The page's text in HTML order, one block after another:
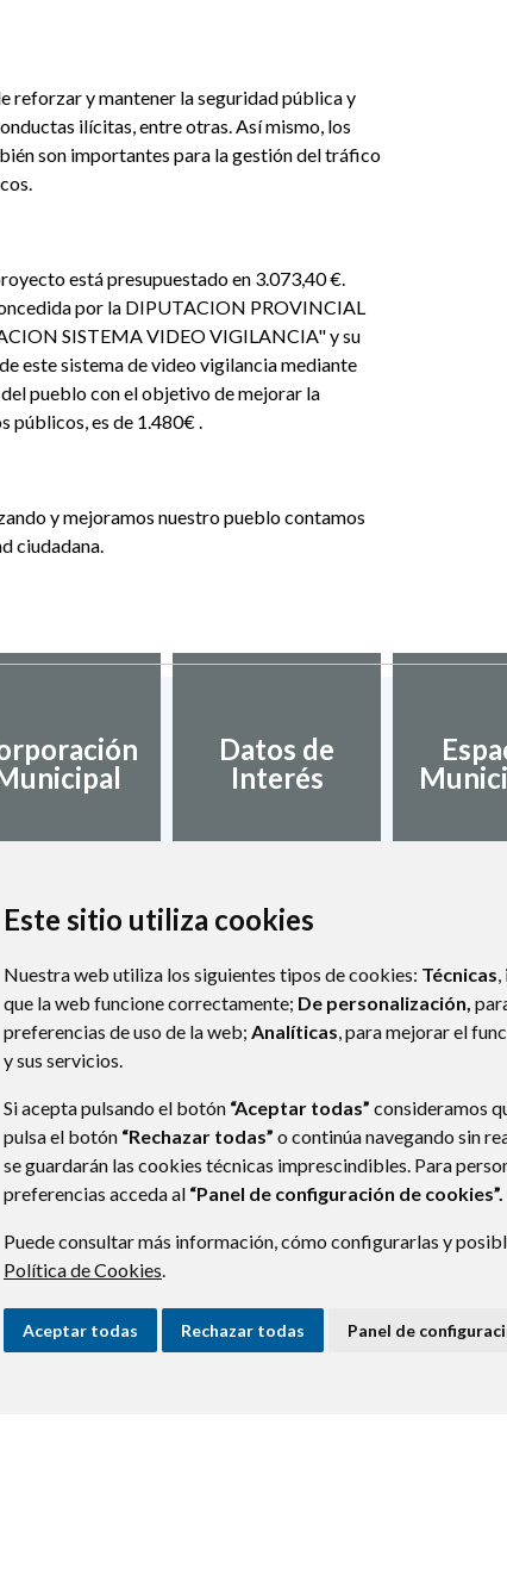
Este sitio utiliza cookies
Nuestra web utiliza los siguientes tipos de cookies: Técnicas
que la web funcione correctamente; De personalización,
preferencias de uso de la web; Analíticas, para mejorar el
y sus servicios.
Si acepta pulsando el botón “Aceptar todas” consideramos
pulsa el botón “Rechazar todas” o continúa navegando sin
se guardarán las cookies técnicas imprescindibles. Para
preferencias acceda al “Panel de configuración de cookies”.
Puede consultar más información, cómo configurarlas y
Política de Cookies.
Aceptar todas Rechazar todas Panel de
reforzar y mantener la seguridad pública y
ilícitas, entre otras. Así mismo, los
son importantes para la gestión del tráfico
está presupuestado en 3.073,40 €.
por la DIPUTACION PROVINCIAL
SISTEMA VIDEO VIGILANCIA" y su
este sistema de video vigilancia mediante
pueblo con el objetivo de mejorar la
públicos, es de 1.480€ .
y mejoramos nuestro pueblo contamos
ciudadana.
Datos de
Interés
- ARAGÓN(ESPAÑA)